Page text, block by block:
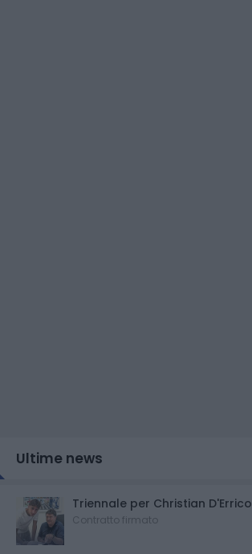
Ultime news
Triennale per Christian D'Errico
Contratto firmato